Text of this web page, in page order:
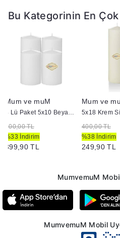
Bu Kategorinin En Çok
Mum ve muM
4 Lü Paket 5x10 Beyaz Kütük Mum
600,00 TL
%33 İndirim
399,90 TL
Mum ve
400,00 TL
%38 İndirim
249,90 TL
MumvemuM
MumvemuM Mobil